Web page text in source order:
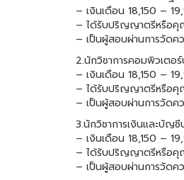
– เงินเดือน 18,150 –
– ได้รับปริญญาตรีหรือคุ
– เป็นผู้สอบผ่านการวัดค
2.นักวิชาการคอมพิวเตอ
– เงินเดือน 18,150 –
– ได้รับปริญญาตรีหรือคุณ
– เป็นผู้สอบผ่านการวัดค
3.นักวิชาการเงินและบัญ
– เงินเดือน 18,150 –
– ได้รับปริญญาตรีหรือคุณ
– เป็นผู้สอบผ่านการวัดค